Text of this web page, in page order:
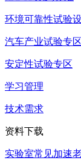
环境可靠性试验
汽车产业试验专区
安定性试验专区
学习管理
技术需求
资料下载
实验室常见加速